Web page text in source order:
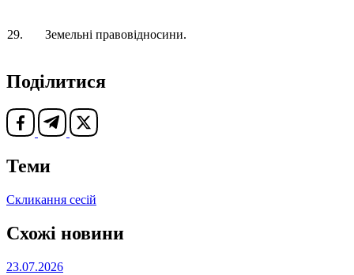
29. Земельні правовідносини.
Поділитися
Теми
Скликання сесій
Схожі новини
23.07.2026